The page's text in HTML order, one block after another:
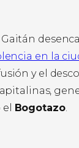
en la
y el
Bogotazo.